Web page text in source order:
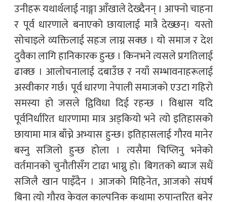
उनीहरू यथार्थलाई नाङ्गा आँखाले देख्दैनन् । आफ्नो चाहना
र पूर्व धारणाले बनाएको छायालाई मात्रै देख्छन्। यस्तो
सोचाइले व्यक्तिलाई सहज लाग्न सक्छ । यो समाज र देश
दुवैका लागि हानिकारक हुन्छ । किनभने त्यसले प्रगतिलाई
ढाक्छ । आलोचनालाई दबाउँछ र नयाँ सम्भावनाहरूलाई
अस्वीकार गर्छ। पूर्व धारणा नेपाली समाजको एउटा गहिरो
समस्या हो जसले द्विविधा दिई रहन्छ । विश्वास यदि
पूर्वनिर्धारित धारणामा मात्र अड्कियो भने त्यो इतिहासको
छायामा मात्र बाँच्ने अभ्यास हुन्छ। इतिहासलाई गौरव मानेर
बस्नु सजिलो हुन्छ होला । त्यसैमा चिप्लिनु भनेको
वर्तमानको चुनौतीसँग टाढा भाग्नु हो। बिगतको ब्याज सधैं
सजिलै खान पाइँदैन । आजको मिहिनेत, आजको संघर्ष
बिना त्यो गौरव केवल काल्पनिक कथामा रुपान्तरित बनेर